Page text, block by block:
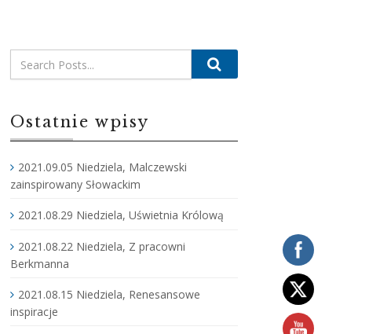
Ostatnie wpisy
2021.09.05 Niedziela, Malczewski
zainspirowany Słowackim
2021.08.29 Niedziela, Uświetnia Królową
2021.08.22 Niedziela, Z pracowni
Berkmanna
2021.08.15 Niedziela, Renesansowe
inspiracje